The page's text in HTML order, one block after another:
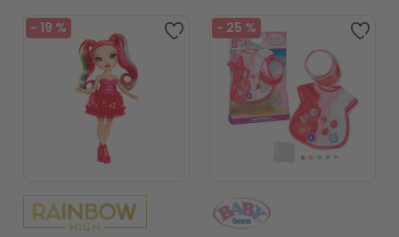
Zur Wunschliste hinzufügen
- 19 % Zur
- 25 %